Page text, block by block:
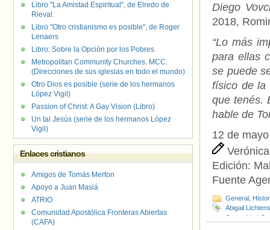
Diego
2018,
“Lo más
para ellas
se puede
físico de la
que tenés.
hable de
12 de
Edición:
Fuente
General
Abigail
Comunidad Or
Libro "La Amistad Espiritual", de Elredo de
Rieval.
Libro "Otro cristianismo es posible", de Roger
Lenaers
Libro: Sobre la Opción por los Pobres.
Metropolitan Community Churches. MCC.
(Direcciones de sus iglesias en todo el mundo)
Otro Dios es posible (serie de los hermanos
López Vigil)
Passion of Christ: A Gay Vision (Libro)
Un tal Jesús (serie de los hermanos López
Vigil)
Enlaces cristianos
Amigos de Tomás Merton
Apoyo a Juan Masiá
ATRIO
Comunidad Apostólica Fronteras Abiertas
(CAFA)